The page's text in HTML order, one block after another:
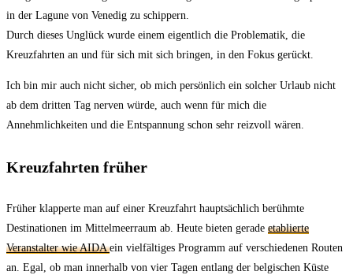
in der Lagune von Venedig zu schippern.
Durch dieses Unglück wurde einem eigentlich die Problematik, die
Kreuzfahrten an und für sich mit sich bringen, in den Fokus gerückt.
Ich bin mir auch nicht sicher, ob mich persönlich ein solcher Urlaub nicht
ab dem dritten Tag nerven würde, auch wenn für mich die
Annehmlichkeiten und die Entspannung schon sehr reizvoll wären.
Kreuzfahrten früher
Früher klapperte man auf einer Kreuzfahrt hauptsächlich berühmte
Destinationen im Mittelmeerraum ab. Heute bieten gerade etablierte
Veranstalter wie AIDAein vielfältiges Programm auf verschiedenen Routen
an. Egal, ob man innerhalb von vier Tagen entlang der belgischen Küste